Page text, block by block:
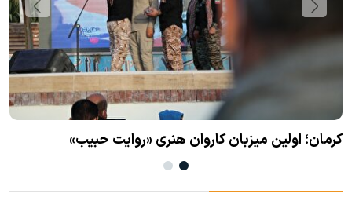
کرمان؛ اولین میزبان کاروان هنری «روایت حبیب»